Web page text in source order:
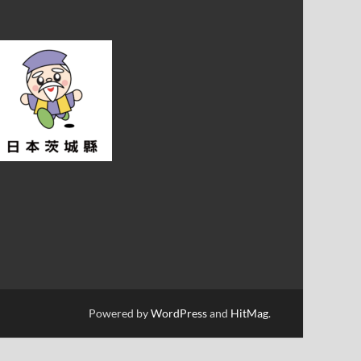
Powered byWordPressand HitMag.